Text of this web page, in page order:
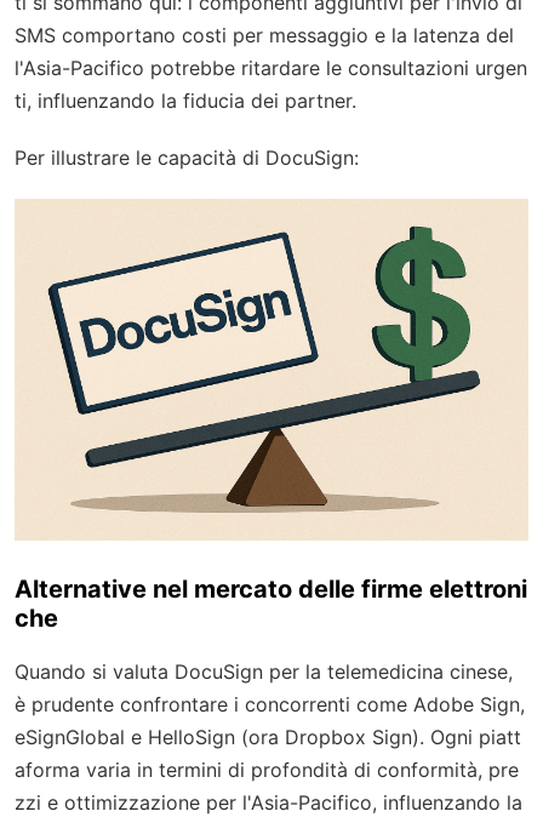
SMS comportano costi per messaggio e la latenza del
l'Asia-Pacifico potrebbe ritardare le consultazioni urgen
ti, influenzando la fiducia dei partner.
Per illustrare le capacità di DocuSign:
Alternative nel mercato delle firme elettroni
che
Quando si valuta DocuSign per la telemedicina cinese,
è prudente confrontare i concorrenti come Adobe Sign,
eSignGlobal e HelloSign (ora Dropbox Sign). Ogni piatt
aforma varia in termini di profondità di conformità, pre
zzi e ottimizzazione per l'Asia-Pacifico, influenzando la